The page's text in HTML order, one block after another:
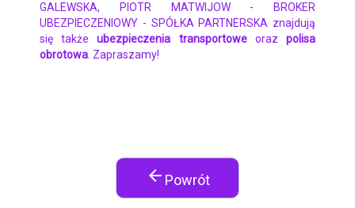
GALEWSKA, PIOTR MATWIJOW - BROKER
UBEZPIECZENIOWY - SPÓŁKA PARTNERSKA znajdują
się takżeubezpieczenia transportoweorazpolisa
obrotowa . Zapraszamy!
arrow_back Powrót